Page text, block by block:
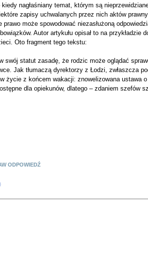
nagłaśniany temat, którym są
zapisy uchwalanych przez nich aktów
może spowodować niezasłużoną
Autor artykułu opisał to na przykładzie
Oto fragment tego tekstu:
swój statut zasadę, że rodzic może oglądać
Jak tłumaczą dyrektorzy z Łodzi, zwłaszcza
życie z końcem wakacji: znowelizowana ustawa
dla opiekunów, dlatego – zdaniem szefów
ODPOWIEDŹ